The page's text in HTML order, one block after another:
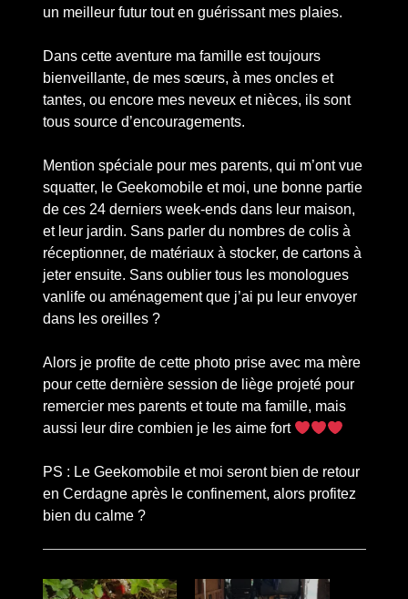
un meilleur futur tout en guérissant mes plaies.
Dans cette aventure ma famille est toujours
bienveillante, de mes sœurs, à mes oncles et
tantes, ou encore mes neveux et nièces, ils sont
tous source d’encouragements.
Mention spéciale pour mes parents, qui m’ont vue
squatter, le Geekomobile et moi, une bonne partie
de ces 24 derniers week-ends dans leur maison,
et leur jardin. Sans parler du nombres de colis à
réceptionner, de matériaux à stocker, de cartons à
jeter ensuite. Sans oublier tous les monologues
vanlife ou aménagement que j’ai pu leur envoyer
dans les oreilles ?
Alors je profite de cette photo prise avec ma mère
pour cette dernière session de liège projeté pour
remercier mes parents et toute ma famille, mais
aussi leur dire combien je les aime fort
PS : Le Geekomobile et moi seront bien de retour
en Cerdagne après le confinement, alors profitez
bien du calme ?